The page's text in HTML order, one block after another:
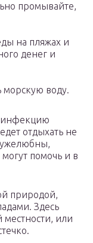
промывайте,
на пляжах и
денег и
морскую воду.
инфекцию
отдыхать не
помочь и в
природой,
Здесь
или